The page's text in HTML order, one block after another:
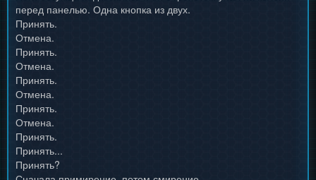
перед панелью. Одна кнопка из двух.
Принять.
Отмена.
Принять.
Отмена.
Принять.
Отмена.
Принять.
Отмена.
Принять.
Принять...
Принять?